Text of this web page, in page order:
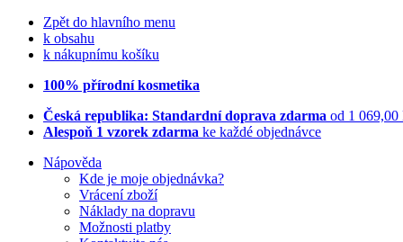
Zpět do hlavního menu
k obsahu
k nákupnímu košíku
100% přírodní kosmetika
Česká republika: Standardní doprava zdarma od 1 069,00
Alespoň 1 vzorek zdarma ke každé objednávce
Nápověda
Kde je moje objednávka?
Vrácení zboží
Náklady na dopravu
Možnosti platby